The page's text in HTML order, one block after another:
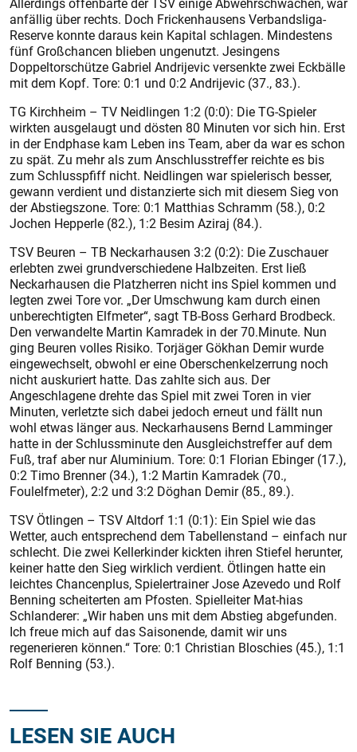
anfällig über rechts. Doch Frickenhausens Verbandsliga-
Reserve konnte daraus kein Kapital schlagen. Mindestens
fünf Großchancen blieben ungenutzt. Jesingens
Doppeltorschütze Gabriel Andrijevic versenkte zwei Eckbälle
mit dem Kopf. Tore: 0:1 und 0:2 Andrijevic (37., 83.).
TG Kirchheim – TV Neidlingen 1:2 (0:0): Die TG-Spieler
wirkten ausgelaugt und dösten 80 Minuten vor sich hin. Erst
in der Endphase kam Leben ins Team, aber da war es schon
zu spät. Zu mehr als zum Anschlusstreffer reichte es bis
zum Schlusspfiff nicht. Neidlingen war spielerisch besser,
gewann verdient und distanzierte sich mit diesem Sieg von
der Abstiegszone. Tore: 0:1 Matthias Schramm (58.), 0:2
Jochen Hepperle (82.), 1:2 Besim Aziraj (84.).
TSV Beuren – TB Neckarhausen 3:2 (0:2): Die Zuschauer
erlebten zwei grundverschiedene Halbzeiten. Erst ließ
Neckarhausen die Platzherren nicht ins Spiel kommen und
legten zwei Tore vor. „Der Umschwung kam durch einen
unberechtigten Elfmeter“, sagt TB-Boss Gerhard Brodbeck.
Den verwandelte Martin Kamradek in der 70.Minute. Nun
ging Beuren volles Risiko. Torjäger Gökhan Demir wurde
eingewechselt, obwohl er eine Oberschenkelzerrung noch
nicht auskuriert hatte. Das zahlte sich aus. Der
Angeschlagene drehte das Spiel mit zwei Toren in vier
Minuten, verletzte sich dabei jedoch erneut und fällt nun
wohl etwas länger aus. Neckarhausens Bernd Lamminger
hatte in der Schlussminute den Ausgleichstreffer auf dem
Fuß, traf aber nur Aluminium. Tore: 0:1 Florian Ebinger (17.),
0:2 Timo Brenner (34.), 1:2 Martin Kamradek (70.,
Foulelfmeter), 2:2 und 3:2 Döghan Demir (85., 89.).
TSV Ötlingen – TSV Altdorf 1:1 (0:1): Ein Spiel wie das
Wetter, auch entsprechend dem Tabellenstand – einfach nur
schlecht. Die zwei Kellerkinder kickten ihren Stiefel herunter,
keiner hatte den Sieg wirklich verdient. Ötlingen hatte ein
leichtes Chancenplus, Spielertrainer Jose Azevedo und Rolf
Benning scheiterten am Pfosten. Spielleiter Mat-hias
Schlanderer: „Wir haben uns mit dem Abstieg abgefunden.
Ich freue mich auf das Saisonende, damit wir uns
regenerieren können.“ Tore: 0:1 Christian Bloschies (45.), 1:1
Rolf Benning (53.).
LESEN SIE AUCH